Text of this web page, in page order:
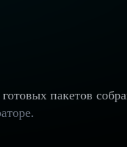
пакетов